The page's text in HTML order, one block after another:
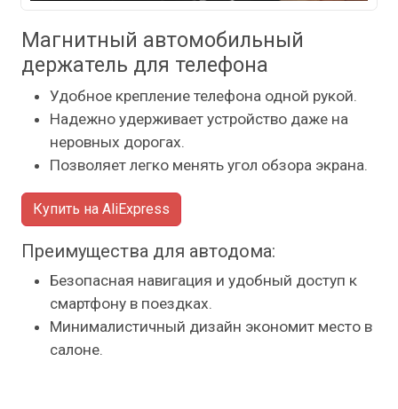
Магнитный автомобильный
держатель для телефона
Удобное крепление телефона одной рукой.
Надежно удерживает устройство даже на
неровных дорогах.
Позволяет легко менять угол обзора экрана.
Купить на AliExpress
Преимущества для автодома:
Безопасная навигация и удобный доступ к
смартфону в поездках.
Минималистичный дизайн экономит место в
салоне.